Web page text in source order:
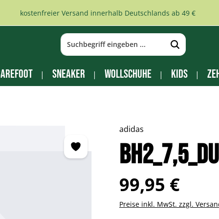
kostenfreier Versand innerhalb Deutschlands ab 49 €
Sneaker Wollschuhe Kids
adidas
Regulärer Preis:
99,95 €
Preise inkl. MwSt. zzgl.